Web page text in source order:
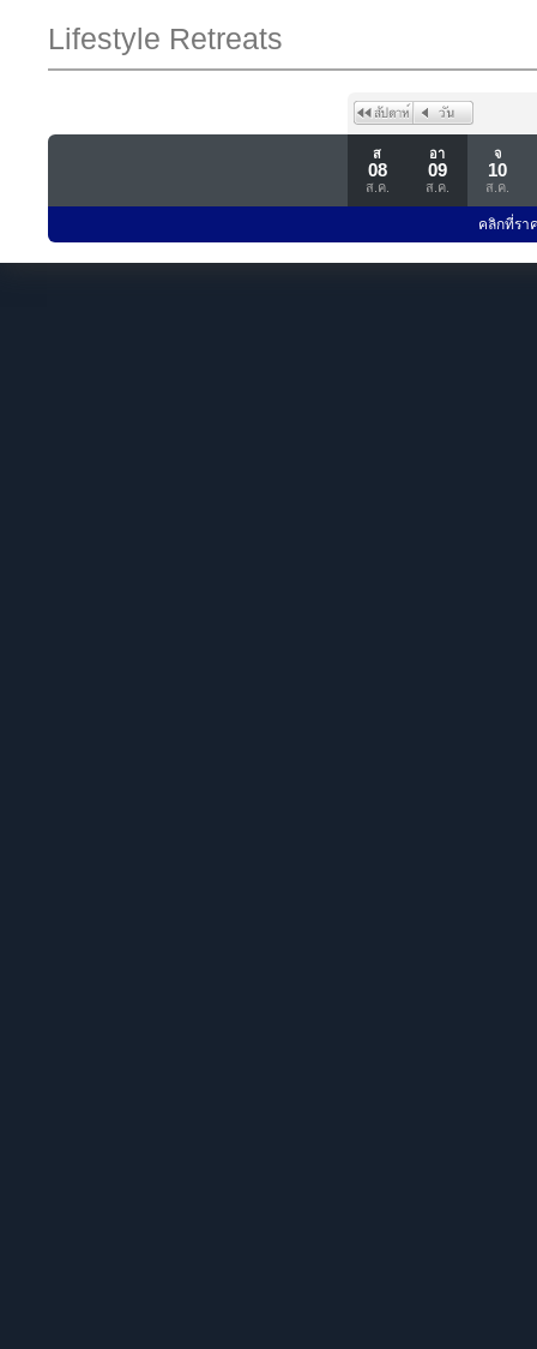
Lifestyle Retreats
ส
08
ส.ค.
อา
09
ส.ค.
จ
10
ส.ค.
คลิกที่รา